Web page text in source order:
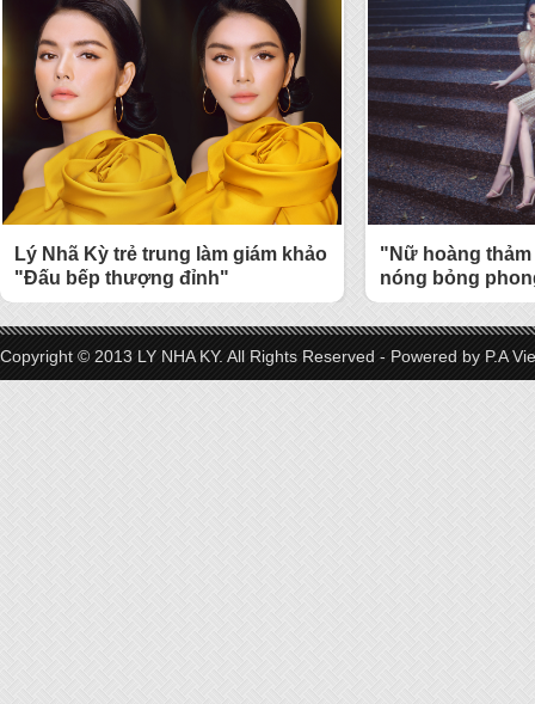
Lý Nhã Kỳ trẻ trung làm giám khảo
"Đấu bếp thượng đỉnh"
"Nữ hoàng
nóng bỏng
Copyright © 2013 LY NHA KY. All Rights Reserved - Powered by P.A